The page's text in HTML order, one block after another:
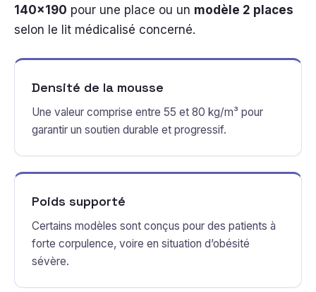
140×190 pour une place ou un modèle 2 places
selon le lit médicalisé concerné.
Densité de la mousse
Une valeur comprise entre 55 et 80 kg/m³ pour
garantir un soutien durable et progressif.
Poids supporté
Certains modèles sont conçus pour des patients à
forte corpulence, voire en situation d’obésité
sévère.